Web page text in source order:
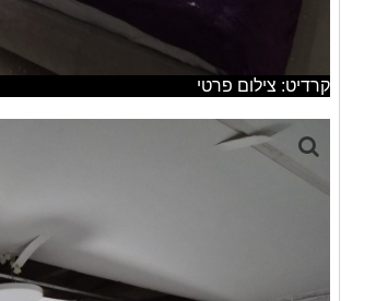
קרדיט: צילום פרטי